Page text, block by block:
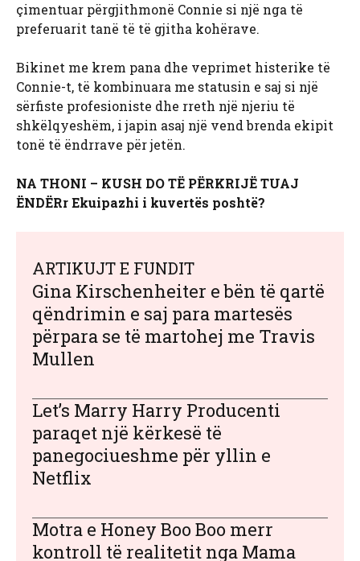
çimentuar përgjithmonë Connie si një nga të
preferuarit tanë të të gjitha kohërave.
Bikinet me krem ​​pana dhe veprimet histerike të
Connie-t, të kombinuara me statusin e saj si një
sërfiste profesioniste dhe rreth një njeriu të
shkëlqyeshëm, i japin asaj një vend brenda ekipit
tonë të ëndrrave për jetën.
NA THONI – KUSH DO TË PËRKRIJË TUAJ
ËNDËRrEkuipazhi i kuvertës poshtë?
ARTIKUJT E FUNDIT
Gina Kirschenheiter e bën të qartë
qëndrimin e saj para martesës
përpara se të martohej me Travis
Mullen
Let’s Marry Harry Producenti
paraqet një kërkesë të
panegociueshme për yllin e
Netflix
Motra e Honey Boo Boo merr
kontroll të realitetit nga Mama